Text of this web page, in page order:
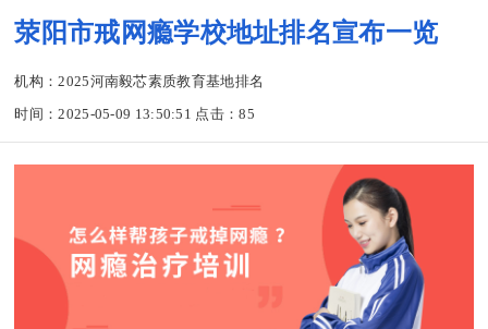
荥阳市戒网瘾学校地址排名宣布一览
机构：2025河南毅芯素质教育基地排名
时间：2025-05-09 13:50:51 点击：85